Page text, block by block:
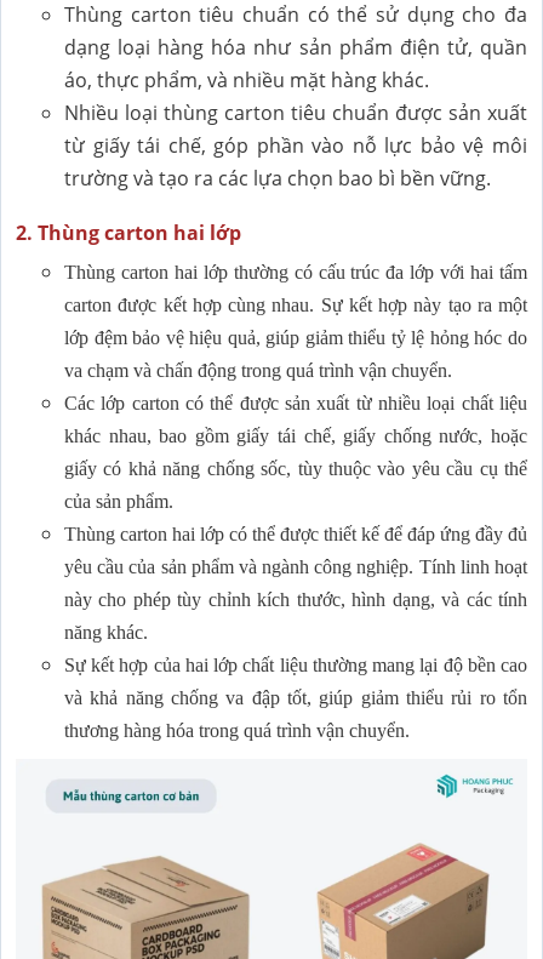
Thùng carton tiêu chuẩn có thể sử dụng cho đa
dạng loại hàng hóa như sản phẩm điện tử, quần
áo, thực phẩm, và nhiều mặt hàng khác.
Nhiều loại thùng carton tiêu chuẩn được sản xuất
từ giấy tái chế, góp phần vào nỗ lực bảo vệ môi
trường và tạo ra các lựa chọn bao bì bền vững.
2. Thùng carton hai lớp
Thùng carton hai lớp thường có cấu trúc đa lớp với hai tấm
carton được kết hợp cùng nhau. Sự kết hợp này tạo ra một
lớp đệm bảo vệ hiệu quả, giúp giảm thiểu tỷ lệ hỏng hóc do
va chạm và chấn động trong quá trình vận chuyển.
Các lớp carton có thể được sản xuất từ nhiều loại chất liệu
khác nhau, bao gồm giấy tái chế, giấy chống nước, hoặc
giấy có khả năng chống sốc, tùy thuộc vào yêu cầu cụ thể
của sản phẩm.
Thùng carton hai lớp có thể được thiết kế để đáp ứng đầy đủ
yêu cầu của sản phẩm và ngành công nghiệp. Tính linh hoạt
này cho phép tùy chỉnh kích thước, hình dạng, và các tính
năng khác.
Sự kết hợp của hai lớp chất liệu thường mang lại độ bền cao
và khả năng chống va đập tốt, giúp giảm thiểu rủi ro tổn
thương hàng hóa trong quá trình vận chuyển.